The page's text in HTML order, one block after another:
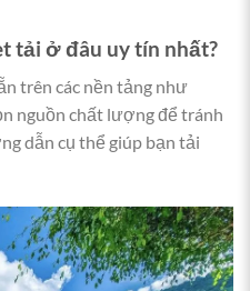
tải ở đâu uy tín nhất?
trên các nền tảng như
nguồn chất lượng để tránh
dẫn cụ thể giúp bạn tải